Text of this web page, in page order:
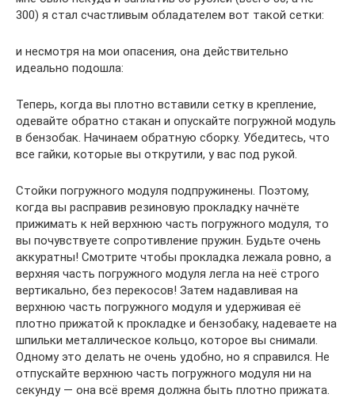
300) я стал счастливым обладателем вот такой сетки:
и несмотря на мои опасения, она действительно
идеально подошла:
Теперь, когда вы плотно вставили сетку в крепление,
одевайте обратно стакан и опускайте погружной модуль
в бензобак. Начинаем обратную сборку. Убедитесь, что
все гайки, которые вы открутили, у вас под рукой.
Стойки погружного модуля подпружинены. Поэтому,
когда вы расправив резиновую прокладку начнёте
прижимать к ней верхнюю часть погружного модуля, то
вы почувствуете сопротивление пружин. Будьте очень
аккуратны! Смотрите чтобы прокладка лежала ровно, а
верхняя часть погружного модуля легла на неё строго
вертикально, без перекосов! Затем надавливая на
верхнюю часть погружного модуля и удерживая её
плотно прижатой к прокладке и бензобаку, надеваете на
шпильки металлическое кольцо, которое вы снимали.
Одному это делать не очень удобно, но я справился. Не
отпускайте верхнюю часть погружного модуля ни на
секунду — она всё время должна быть плотно прижата.